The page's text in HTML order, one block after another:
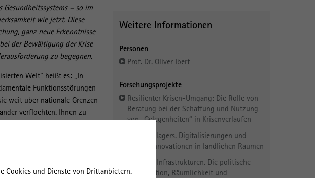
Cookies und Dienste von Drittanbietern.
Gesundheitssystems – so im
wie jetzt. Diese
ganz neue Erkenntnisse
der Bewältigung der Krise
zu begegnen.
Welt“ heißt es: „In
Funktionsstörungen
weit über nationale Grenzen
verflochten. Ihnen zu
Es liest sich wie eine
den Fragen, wie Krisen
sie wahrgenommen und
aus ihnen resultieren. All
Interesse. Das IRS ist Teil des
Weitere Informationen
Personen
Prof. Dr. Oliver Ibert
Forschungsprojekte
Resilienter Krisen-Umgang: Die Rolle von
Beratung bei der Schaffung und Nutzung
von „Gelegenheiten“ in Krisenverläufen
Smart Villagers. Digitalisierungen und
soziale Innovationen in ländlichen Räumen
Kritische Infrastrukturen. Die politische
Konstruktion, Räumlichkeit und